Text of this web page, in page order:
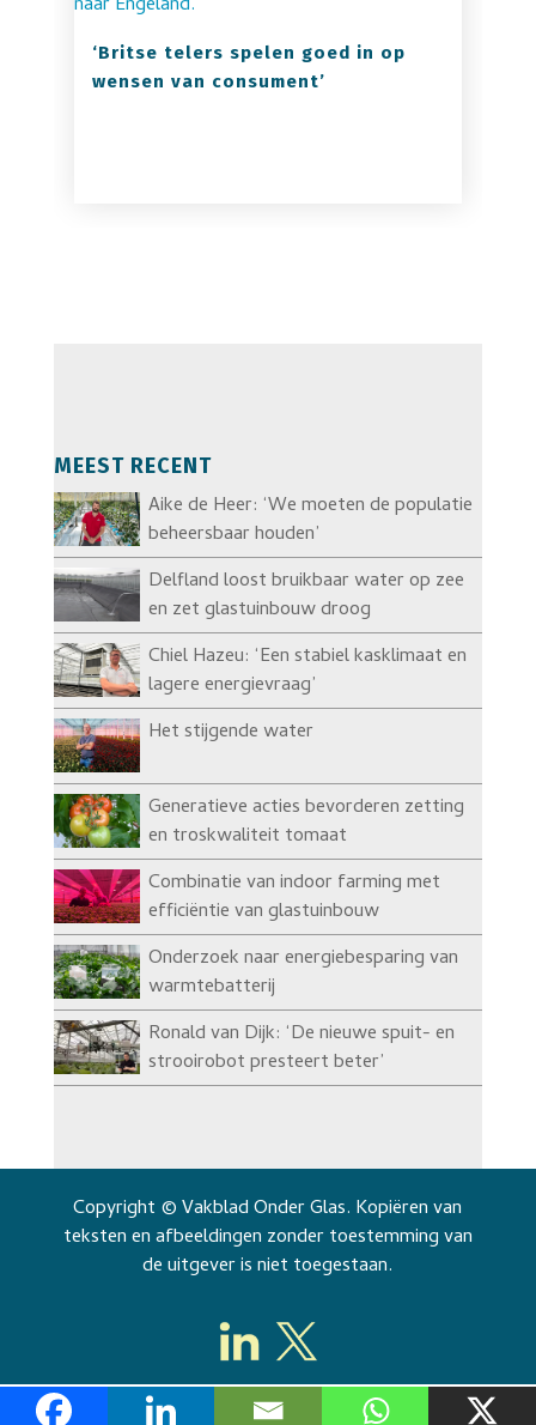
‘Britse telers spelen goed in op
wensen van consument’
MEEST RECENT
Aike de Heer: ‘We moeten de populatie
beheersbaar houden’
Delfland loost bruikbaar water op zee
en zet glastuinbouw droog
Chiel Hazeu: ‘Een stabiel kasklimaat en
lagere energievraag’
Het stijgende water
Generatieve acties bevorderen zetting
en troskwaliteit tomaat
Combinatie van indoor farming met
efficiëntie van glastuinbouw
Onderzoek naar energiebesparing van
warmtebatterij
Ronald van Dijk: ‘De nieuwe spuit- en
strooirobot presteert beter’
Copyright © Vakblad Onder Glas. Kopiëren van
teksten en afbeeldingen zonder toestemming van
de uitgever is niet toegestaan.